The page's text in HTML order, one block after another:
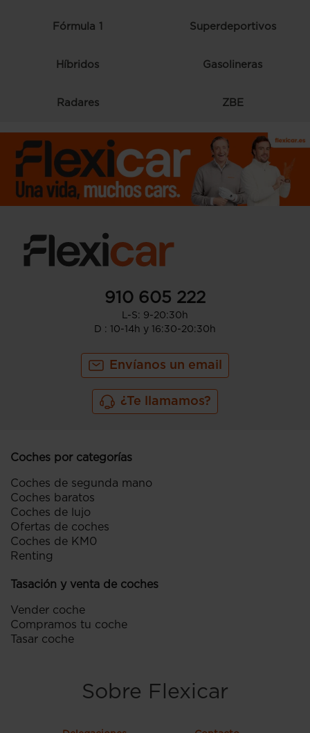
Fórmula 1 Superdeportivos
Híbridos Gasolineras
Radares ZBE
910 605 222
L-S: 9-20:30h
D : 10-14h y 16:30-20:30h
Envíanos un email
¿Te llamamos?
Coches por categorías
Coches de segunda mano
Coches baratos
Coches de lujo
Ofertas de coches
Coches de KM0
Renting
Tasación y venta de coches
Vender coche
Compramos tu coche
Tasar coche
Sobre Flexicar